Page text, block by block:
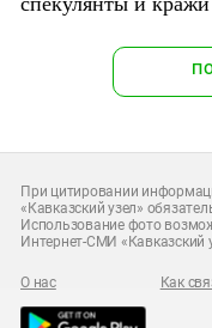
При цитировании
«Кавказский узел»
Использование фото
Интернет-СМИ «Кавказский
О нас Как